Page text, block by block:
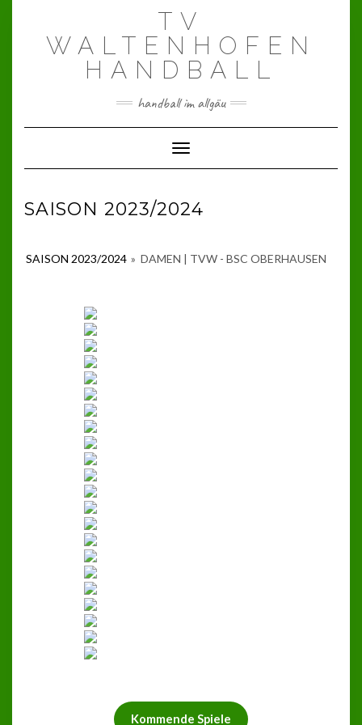
TV
WALTENHOFEN
HANDBALL
handball im allgäu
Toggle Navigation
SAISON 2023/2024
SAISON 2023/2024 » DAMEN | TVW - BSC OBERHAUSEN
Kommende Spiele